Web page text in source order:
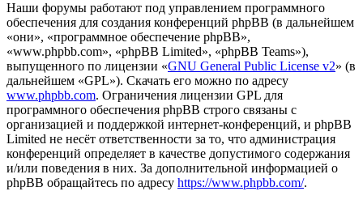
Наши форумы работают под управлением программного
обеспечения для создания конференций phpBB (в дальнейшем
«они», «программное обеспечение phpBB»,
«www.phpbb.com», «phpBB Limited», «phpBB Teams»),
выпущенного по лицензии «GNU General Public License v2» (в
дальнейшем «GPL»). Скачать его можно по адресу
www.phpbb.com. Ограничения лицензии GPL для
программного обеспечения phpBB строго связаны с
организацией и поддержкой интернет-конференций, и phpBB
Limited не несёт ответственности за то, что администрация
конференций определяет в качестве допустимого содержания
и/или поведения в них. За дополнительной информацией о
phpBB обращайтесь по адресу https://www.phpbb.com/.